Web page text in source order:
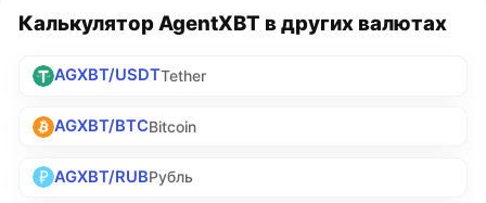
Калькулятор AgentXBT в других валютах
AGXBT/USDTTether
AGXBT/BTCBitcoin
AGXBT/RUBРубль